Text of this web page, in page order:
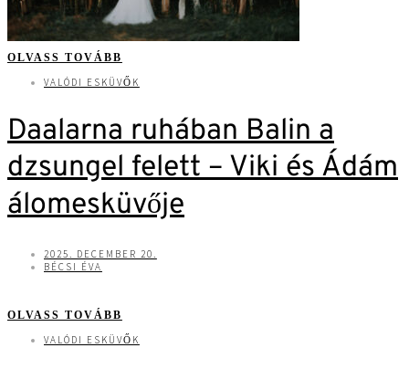
OLVASS TOVÁBB
VALÓDI ESKÜVŐK
Daalarna ruhában Balin a
dzsungel felett – Viki és Ádám
álomesküvője
2025. DECEMBER 20.
BÉCSI ÉVA
OLVASS TOVÁBB
VALÓDI ESKÜVŐK